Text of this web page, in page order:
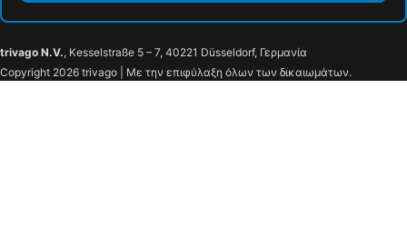
trivago N.V., Kesselstraße 5 – 7, 40221 Düsseldorf, Γερμανία
Copyright 2026 trivago | Με την επιφύλαξη όλων των δικαιωμάτων.